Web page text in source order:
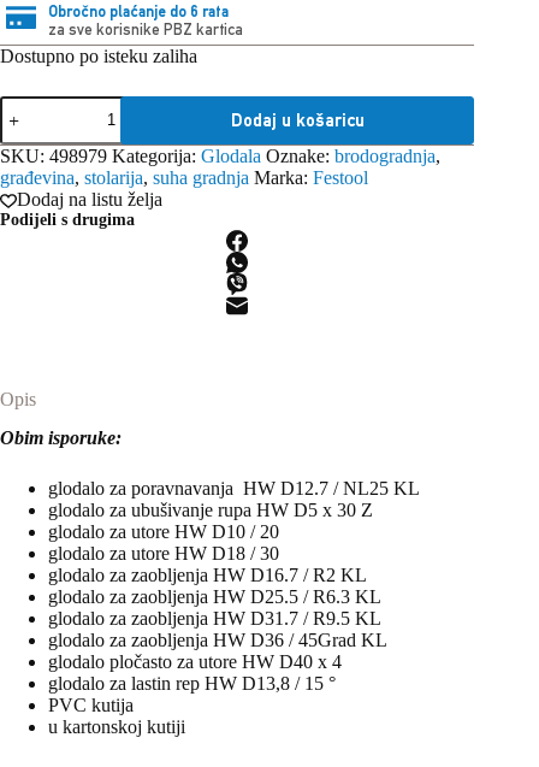
Obročno plaćanje do 6 rata
za sve korisnike PBZ kartica
Dostupno po isteku zaliha
Festool
set
glodala
OF
HW
S8
Mix
Dodaj u košaricu
SKU: 498979 Kategorija: Glodala Oznake: brodogradnja,
građevina, stolarija, suha gradnja Marka: Festool
Dodaj na listu želja
Podijeli s drugima
Opis
Obim isporuke:
glodalo za poravnavanja HW D12.7 / NL25 KL
glodalo za ubušivanje rupa HW D5 x 30 Z
glodalo za utore HW D10 / 20
glodalo za utore HW D18 / 30
glodalo za zaobljenja HW D16.7 / R2 KL
glodalo za zaobljenja HW D25.5 / R6.3 KL
glodalo za zaobljenja HW D31.7 / R9.5 KL
glodalo za zaobljenja HW D36 / 45Grad KL
glodalo pločasto za utore HW D40 x 4
glodalo za lastin rep HW D13,8 / 15 °
PVC kutija
u kartonskoj kutiji